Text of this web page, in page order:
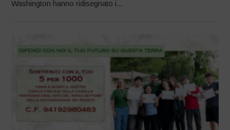
Washington hanno ridisegnato i...